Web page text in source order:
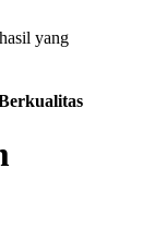
yang